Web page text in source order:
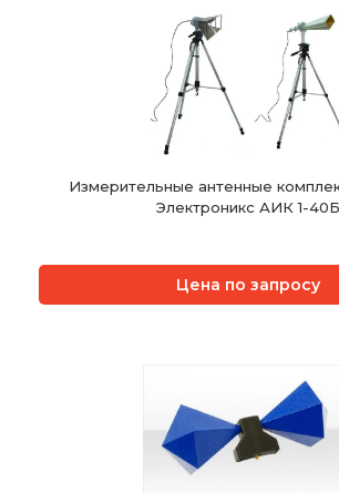
Измерительные антенные
Электроникс АИК 1-40Б
Цена по запросу